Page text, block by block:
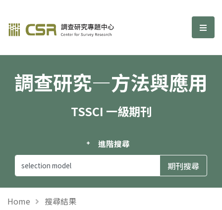
調查研究—方法與應用期刊 選
調查研究—方法與應用
TSSCI 一級期刊
進階搜尋
Home 搜尋結果